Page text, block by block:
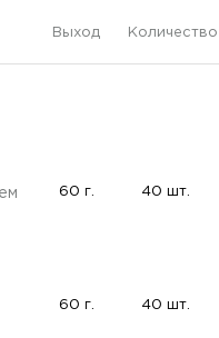
Выход Количество
60 г. 40 шт.
60 г. 40 шт.